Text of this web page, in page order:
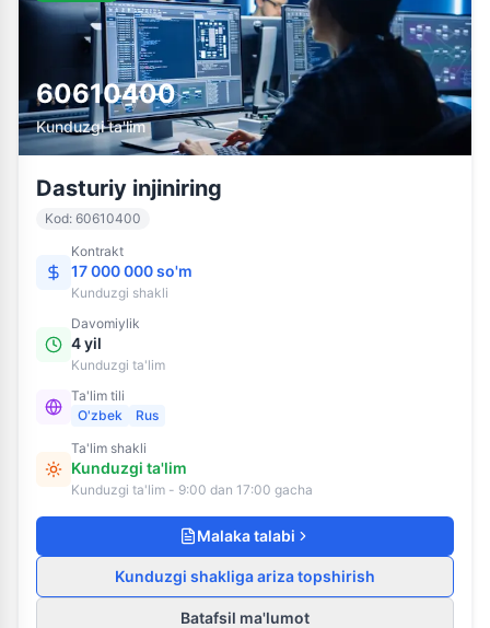
60610400
Kunduzgi ta'lim
Dasturiy injiniring
Kod: 60610400
Kontrakt
17 000 000 so'm
Kunduzgi shakli
Davomiylik
4 yil
Kunduzgi ta'lim
Ta'lim tili
O'zbek
Rus
Ta'lim shakli
Kunduzgi ta'lim
Kunduzgi ta'lim - 9:00 dan 17:00 gacha
Malaka talabi
Kunduzgi shakliga ariza topshirish
Batafsil ma'lumot